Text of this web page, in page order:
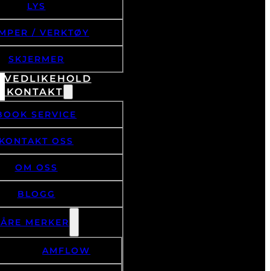
LYS
/ VERKTØY
SKJERMER
VEDLIKEHOLD
KONTAKT
SERVICE
OSS
OM OSS
BLOGG
MERKER
AMFLOW